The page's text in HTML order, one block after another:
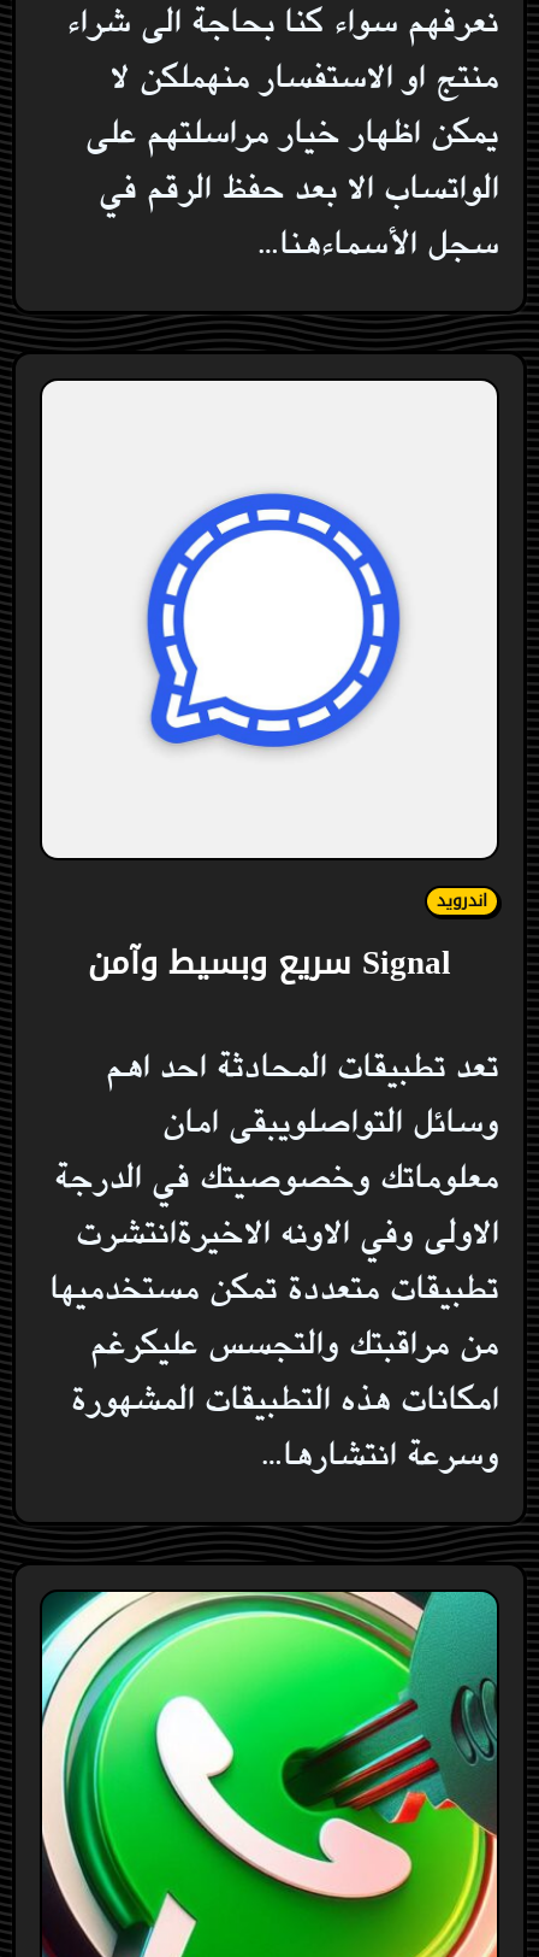
نعرفهم سواء كنا بحاجة الى شراء
منتج او الاستفسار منهملكن لا
يمكن اظهار خيار مراسلتهم على
الواتساب الا بعد حفظ الرقم في
سجل الأسماءهنا…
اندرويد
Signal سريع وبسيط وآمن
تعد تطبيقات المحادثة احد اهم
وسائل التواصلويبقى امان
معلوماتك وخصوصيتك في الدرجة
الاولى وفي الاونه الاخيرةانتشرت
تطبيقات متعددة تمكن مستخدميها
من مراقبتك والتجسس عليكرغم
امكانات هذه التطبيقات المشهورة
وسرعة انتشارها…